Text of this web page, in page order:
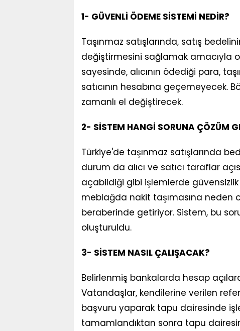
1- GÜVENLİ ÖDEME SİSTEMİ NEDİR?
Taşınmaz satışlarında, satış
değiştirmesini sağlamak amacıyla
sayesinde, alıcının ödediği para,
satıcının hesabına geçemeyecek.
zamanlı el değiştirecek.
2- SİSTEM HANGİ SORUNA ÇÖZÜM
Türkiye'de taşınmaz satışlarında
durum da alıcı ve satıcı taraflar
açabildiği gibi işlemlerde
meblağda nakit taşımasına neden
beraberinde getiriyor. Sistem, bu
oluşturuldu.
3- SİSTEM NASIL ÇALIŞACAK?
Belirlenmiş bankalarda hesap
Vatandaşlar, kendilerine verilen
başvuru yaparak tapu dairesinde
tamamlandıktan sonra tapu